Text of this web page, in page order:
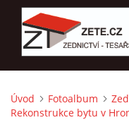
ÚVOD
Úvod Fotoalbum
Rekonstrukce bytu v